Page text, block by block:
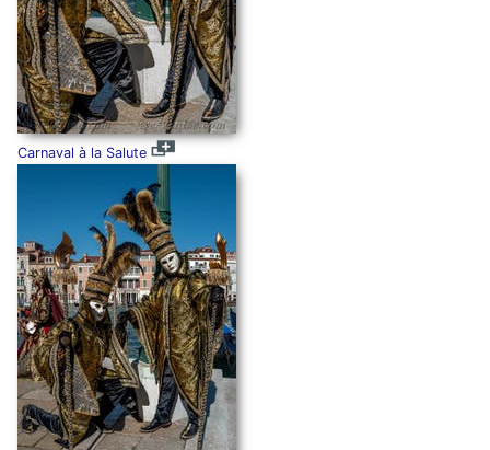
Carnaval à la Salute